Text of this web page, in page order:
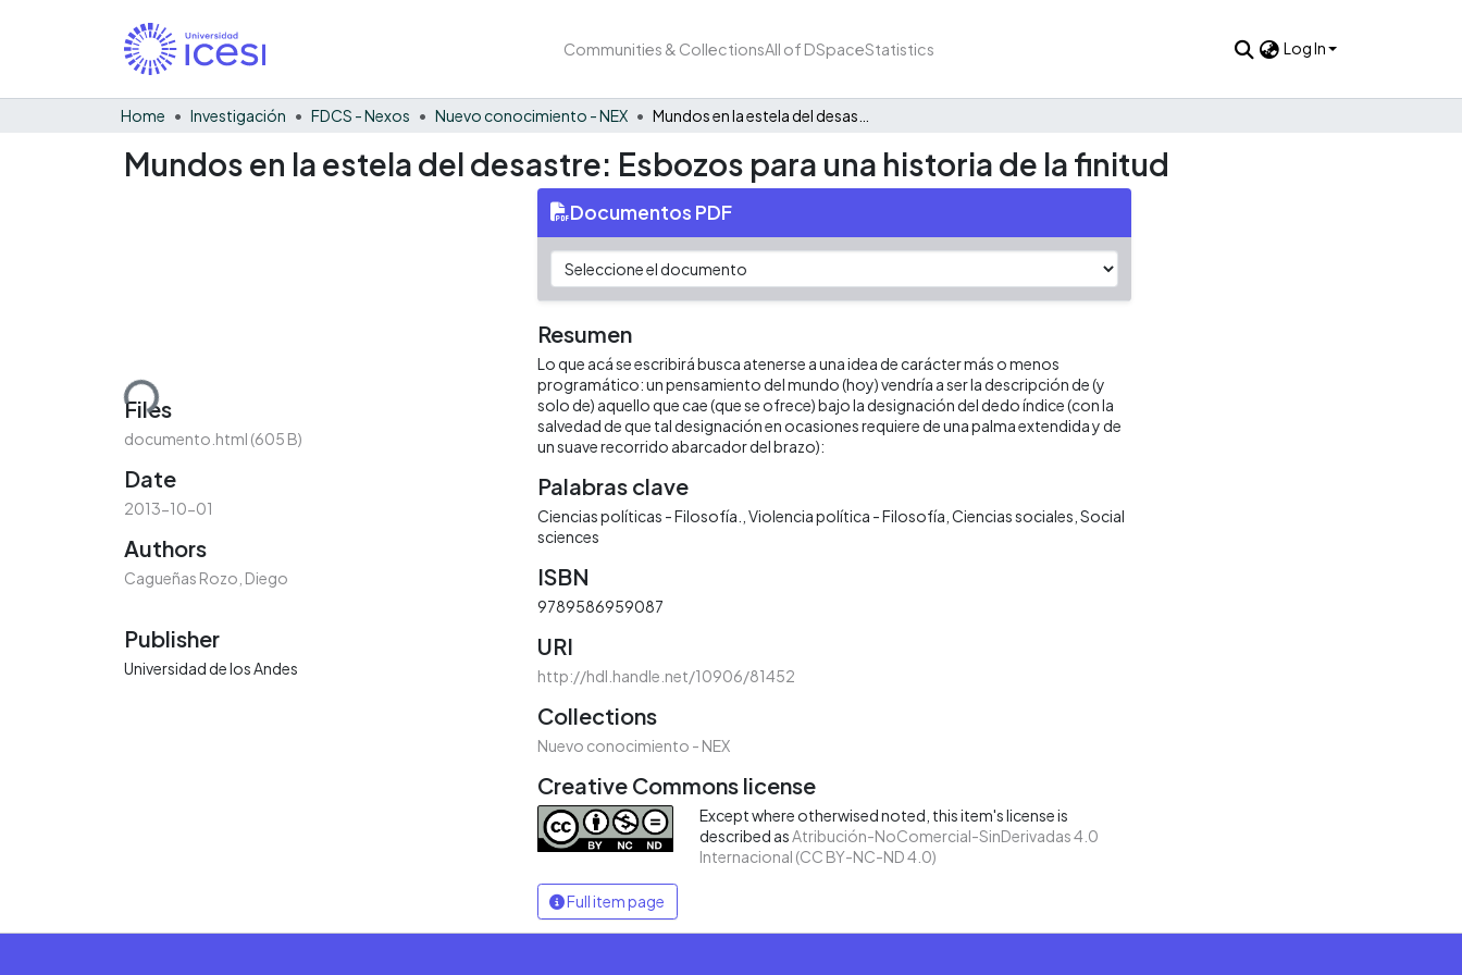
Communities & CollectionsAll of DSpaceStatistics Log In
Home Investigación FDCS - Nexos Nuevo conocimiento - NEX
Mundos en la estela del desastre: Esbozos para una historia de la finitud
Loading...
Files
documento.html (605 B)
Date
2013-10-01
Authors
Cagueñas Rozo, Diego
Publisher
Universidad de los Andes
Documentos PDF
Resumen
Lo que acá se escribirá busca atenerse a una idea de carácter más o menos
programático: un pensamiento del mundo (hoy) vendría a ser la descripción de (y
solo de) aquello que cae (que se ofrece) bajo la designación del dedo índice (con la
salvedad de que tal designación en ocasiones requiere de una palma extendida y de
un suave recorrido abarcador del brazo):
Palabras clave
Ciencias políticas - Filosofía. Violencia política - Filosofía Ciencias sociales Social
sciences
ISBN
9789586959087
URI
http://hdl.handle.net/10906/81452
Collections
Nuevo conocimiento - NEX
Creative Commons license
Except where otherwised noted, this item's license is
described as Atribución-NoComercial-SinDerivadas 4.0
Internacional (CC BY-NC-ND 4.0)
Full item page